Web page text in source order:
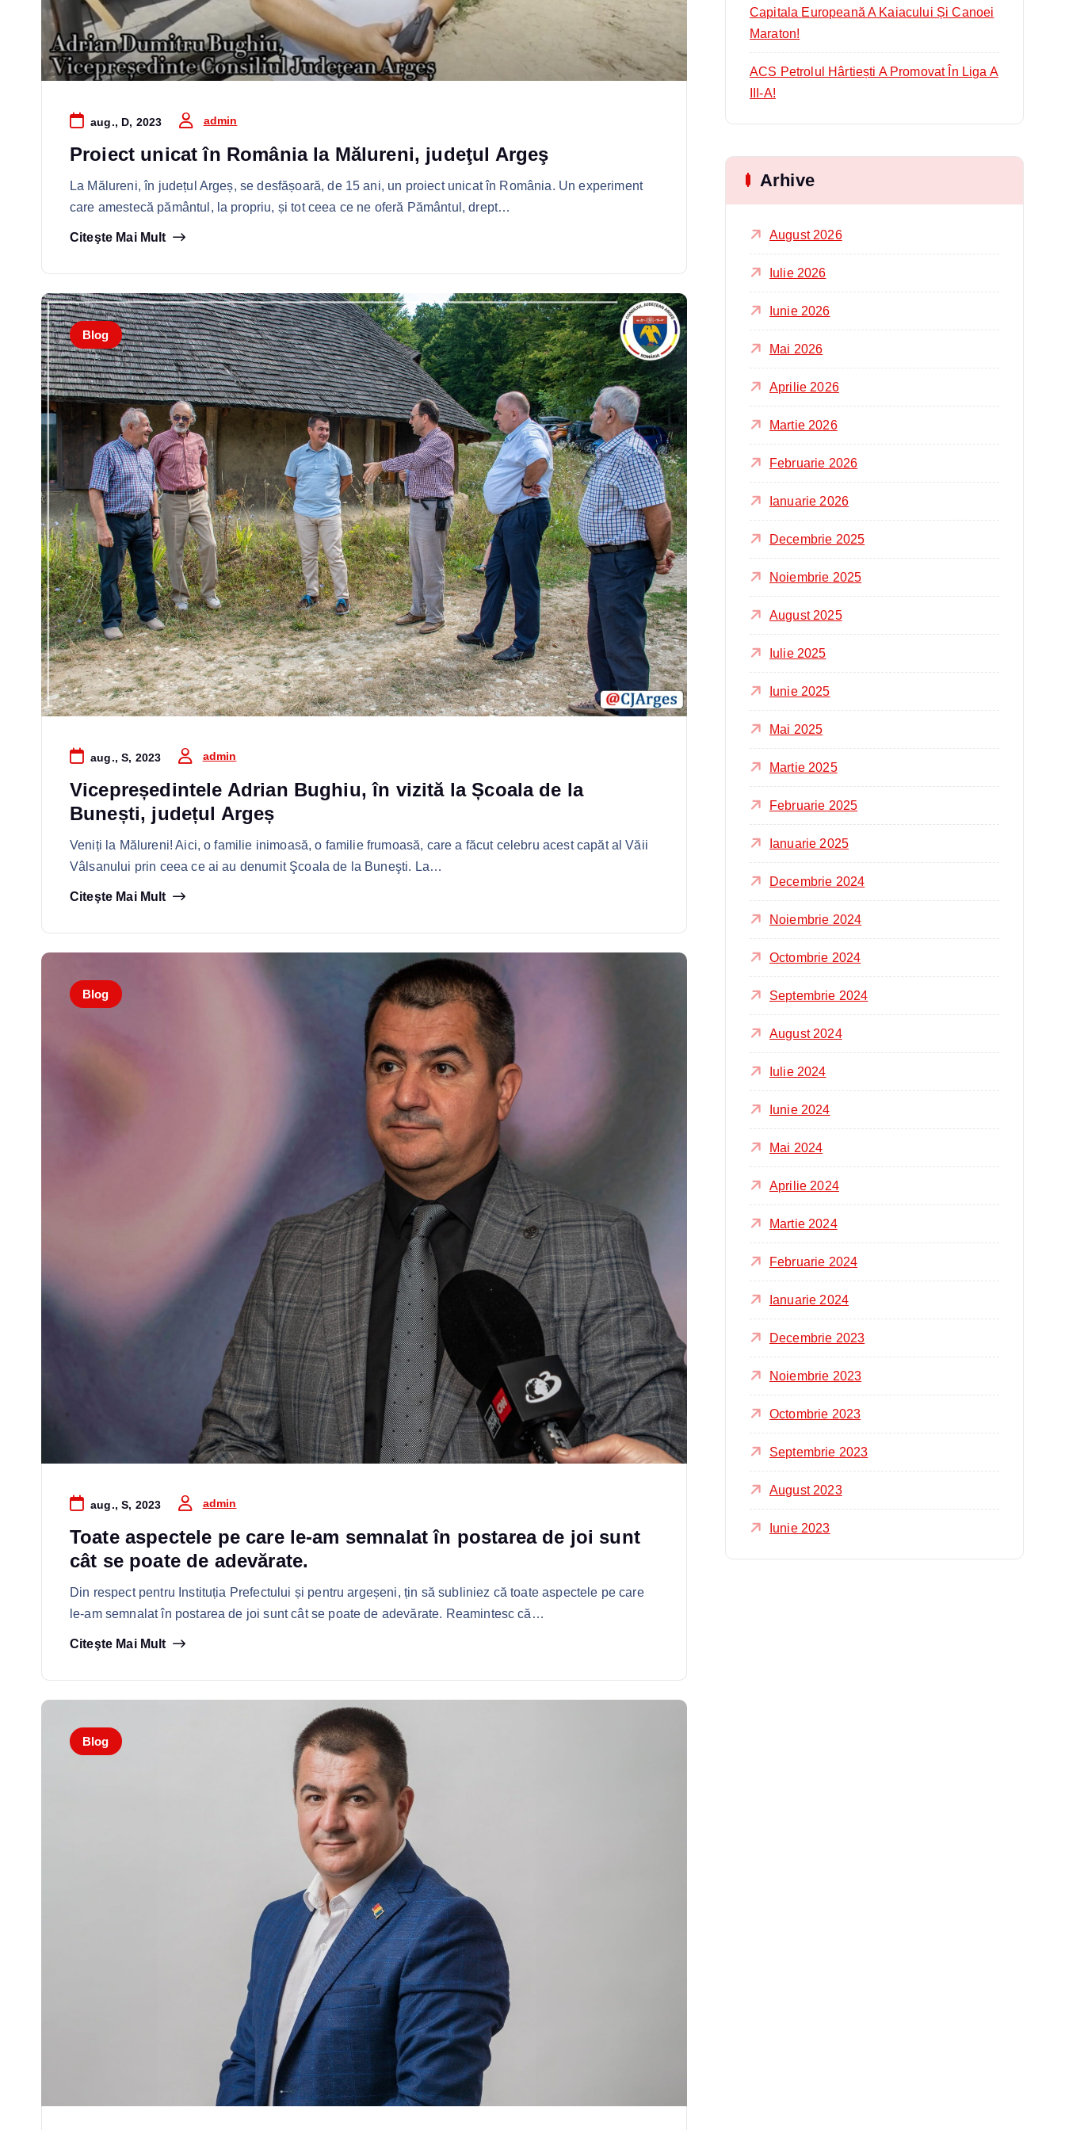
aug., D, 2023 admin
Proiect unicat în România la Mălureni, judeţul Argeş
La Mălureni, în județul Argeș, se desfășoară, de 15 ani, un proiect unicat în România. Un experiment
care amestecă pământul, la propriu, și tot ceea ce ne oferă Pământul, drept…
Citeşte Mai Mult
Blog
aug., S, 2023 admin
Vicepreședintele Adrian Bughiu, în vizită la Școala de la
Bunești, județul Argeș
Veniți la Mălureni! Aici, o familie inimoasă, o familie frumoasă, care a făcut celebru acest capăt al Văii
Vâlsanului prin ceea ce ai au denumit Şcoala de la Buneşti. La…
Citeşte Mai Mult
Blog
aug., S, 2023 admin
Toate aspectele pe care le-am semnalat în postarea de joi sunt
cât se poate de adevărate.
Din respect pentru Instituția Prefectului și pentru argeșeni, țin să subliniez că toate aspectele pe care
le-am semnalat în postarea de joi sunt cât se poate de adevărate. Reamintesc că…
Citeşte Mai Mult
Blog
Capitala Europeană A Kaiacului Și Canoei
Maraton!
ACS Petrolul Hârtiești A Promovat În Liga A
III-A!
Arhive
August 2026
Iulie 2026
Iunie 2026
Mai 2026
Aprilie 2026
Martie 2026
Februarie 2026
Ianuarie 2026
Decembrie 2025
Noiembrie 2025
August 2025
Iulie 2025
Iunie 2025
Mai 2025
Martie 2025
Februarie 2025
Ianuarie 2025
Decembrie 2024
Noiembrie 2024
Octombrie 2024
Septembrie 2024
August 2024
Iulie 2024
Iunie 2024
Mai 2024
Aprilie 2024
Martie 2024
Februarie 2024
Ianuarie 2024
Decembrie 2023
Noiembrie 2023
Octombrie 2023
Septembrie 2023
August 2023
Iunie 2023